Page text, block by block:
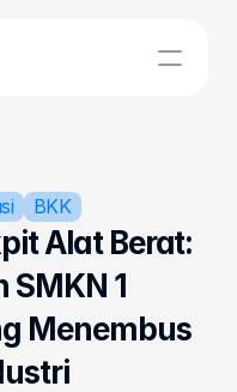
BKK
Alat Berat:
SMKN 1
Menembus